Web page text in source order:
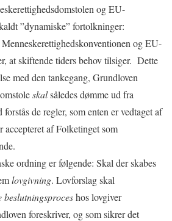
og EU-
”dynamiske” fortolkninger:
og EU-
at skiftende tiders behov tilsiger. Dette
med den tankegang, Grundloven
skalsåledes dømme ud fra
forstås de regler, som enten er vedtaget af
af Folketinget som
ordning er følgende: Skal der skabes
lovgivning. Lovforslag skal
hos lovgiver
foreskriver, og som sikrer det